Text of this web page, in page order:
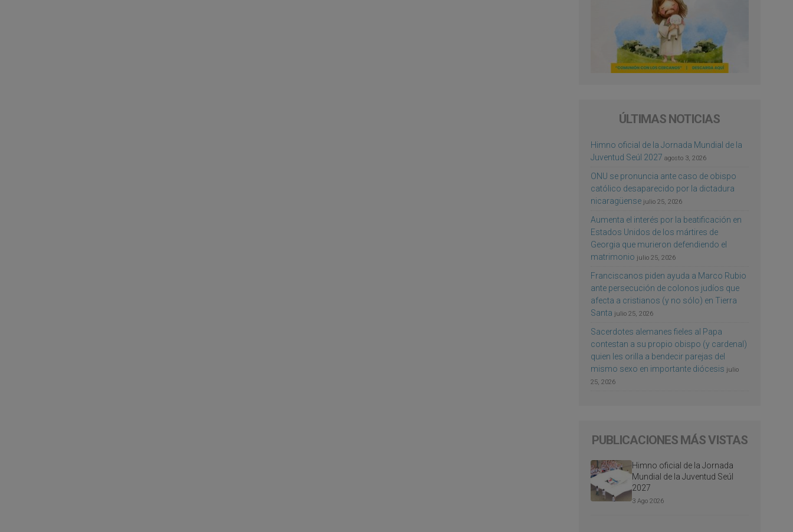
ÚLTIMAS NOTICIAS
Himno oficial de la Jornada Mundial de la
Juventud Seúl 2027 agosto 3, 2026
ONU se pronuncia ante caso de obispo
católico desaparecido por la dictadura
nicaragüense julio 25, 2026
Aumenta el interés por la beatificación en
Estados Unidos de los mártires de
Georgia que murieron defendiendo el
matrimonio julio 25, 2026
Franciscanos piden ayuda a Marco Rubio
ante persecución de colonos judíos que
afecta a cristianos (y no sólo) en Tierra
Santa julio 25, 2026
Sacerdotes alemanes fieles al Papa
contestan a su propio obispo (y cardenal)
quien les orilla a bendecir parejas del
mismo sexo en importante diócesis julio
25, 2026
PUBLICACIONES MÁS VISTAS
Himno oficial de la Jornada
Mundial de la Juventud Seúl
2027
3 Ago 2026